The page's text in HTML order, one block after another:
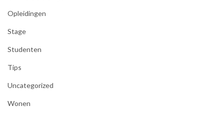
Opleidingen
Stage
Studenten
Tips
Uncategorized
Wonen